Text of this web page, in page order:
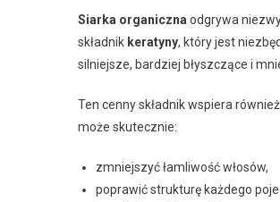
Siarka organiczna odgrywa
składnik keratyny, który jest
silniejsze, bardziej błyszczące i
Ten cenny składnik wspiera
może skutecznie:
zmniejszyć łamliwość włosów,
poprawić strukturę każdego